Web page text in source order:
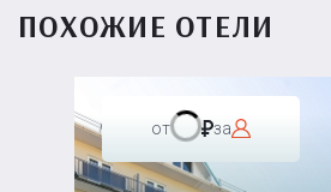
ПОХОЖИЕ ОТЕЛИ
от за